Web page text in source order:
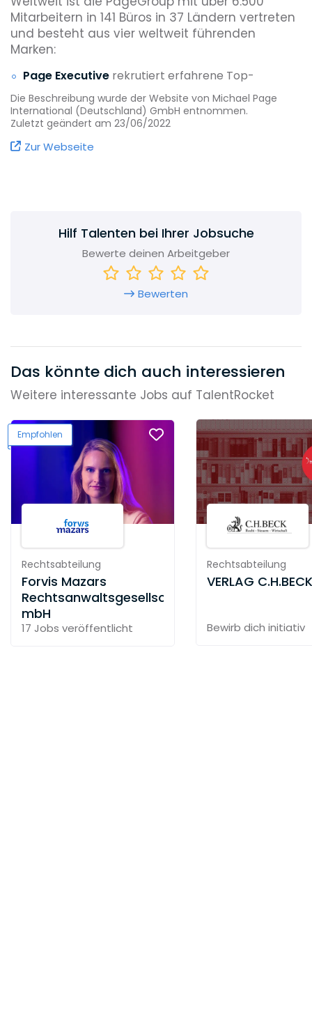
Mitarbeitern in 141 Büros in 37 Ländern vertreten
und besteht aus vier weltweit führenden
Marken:
Page Executive rekrutiert erfahrene Top-
Interim-Projekten.
Unter der MarkeMichael Page
Personalberater Fach- und Führungskräfte für
anspruchsvolle Positionen in Festanstellung oder
ist auch eine Vermittlung im Rahmen der
qualifizierten Zeitarbeit möglich.
Page Outsourcing , die jüngste Marke innerhalb
der PageGroup, ist auf die Besetzung von
Positionen bei Großprojekten sowie bei
Die Beschreibung wurde der Website von Michael Page
International (Deutschland) GmbH entnommen.
Zuletzt geändert am 23/06/2022
Zur Webseite
Hilf Talenten bei Ihrer Jobsuche
Bewerte deinen Arbeitgeber
Bewerten
Das könnte dich auch interessieren
Weitere interessante Jobs auf TalentRocket
Empfohlen
Rechtsabteilung
Forvis Mazars
Rechtsanwaltsgesellschaft
mbH
17 Jobs veröffentlicht
Rechtsabteilung
VERLAG
Bewirb dich initiativ